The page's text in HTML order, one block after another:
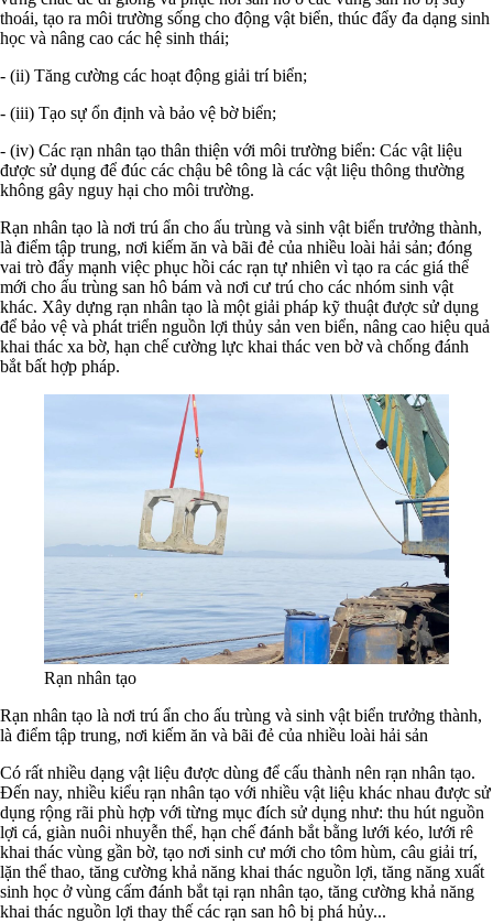
thoái, tạo ra môi trường sống cho động vật biển, thúc đẩy đa dạng sinh
học và nâng cao các hệ sinh thái;
- (ii) Tăng cường các hoạt động giải trí biển;
- (iii) Tạo sự ổn định và bảo vệ bờ biển;
- (iv) Các rạn nhân tạo thân thiện với môi trường biển: Các vật liệu
được sử dụng để đúc các chậu bê tông là các vật liệu thông thường
không gây nguy hại cho môi trường.
Rạn nhân tạo là nơi trú ẩn cho ấu trùng và sinh vật biển trưởng thành,
là điểm tập trung, nơi kiếm ăn và bãi đẻ của nhiều loài hải sản; đóng
vai trò đẩy mạnh việc phục hồi các rạn tự nhiên vì tạo ra các giá thể
mới cho ấu trùng san hô bám và nơi cư trú cho các nhóm sinh vật
khác. Xây dựng rạn nhân tạo là một giải pháp kỹ thuật được sử dụng
để bảo vệ và phát triển nguồn lợi thủy sản ven biển, nâng cao hiệu quả
khai thác xa bờ, hạn chế cường lực khai thác ven bờ và chống đánh
bắt bất hợp pháp.
Rạn nhân tạo
Rạn nhân tạo là nơi trú ẩn cho ấu trùng và sinh vật biển trưởng thành,
là điểm tập trung, nơi kiếm ăn và bãi đẻ của nhiều loài hải sản
Có rất nhiều dạng vật liệu được dùng để cấu thành nên rạn nhân tạo.
Đến nay, nhiều kiểu rạn nhân tạo với nhiều vật liệu khác nhau được sử
dụng rộng rãi phù hợp với từng mục đích sử dụng như: thu hút nguồn
lợi cá, giàn nuôi nhuyễn thể, hạn chế đánh bắt bằng lưới kéo, lưới rê
khai thác vùng gần bờ, tạo nơi sinh cư mới cho tôm hùm, câu giải trí,
lặn thể thao, tăng cường khả năng khai thác nguồn lợi, tăng năng xuất
sinh học ở vùng cấm đánh bắt tại rạn nhân tạo, tăng cường khả năng
khai thác nguồn lợi thay thế các rạn san hô bị phá hủy...